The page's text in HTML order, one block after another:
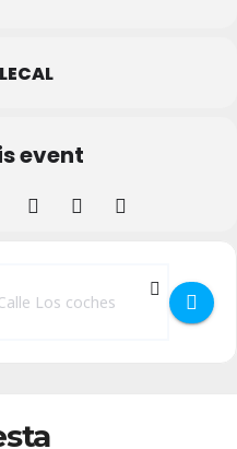
event
- Concierto de Still Rock en
Address - Concierto